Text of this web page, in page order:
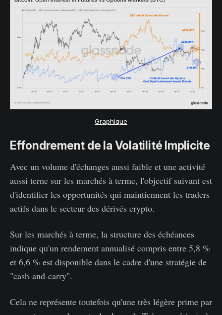
Graphique
Effondrement de la Volatilité Implicite
Avec un volume d'échanges aussi faible et une activité
aussi terne sur les marchés à terme, l'objectif suivant est
d'identifier les opportunités qui maintiennent les traders
actifs dans le secteur des dérivés crypto.
Sur les marchés à terme, la structure des échéances
indique qu'un rendement annualisé compris entre 5,8 %
et 6,6 % est disponible dans le cadre d'une stratégie de
"cash-and-carry".
Cela ne représente toutefois qu'une très légère prime par